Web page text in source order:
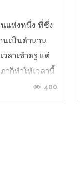
แห่งหนึ่ง ที่ซึ่ง
นเป็นตำนาน
ลาเช้าตรู่ แต่
ก็ทำให้เวลานี้
ทั่วบริเวณ หิมะ
ลอยู่ในช่วงฤดู
400